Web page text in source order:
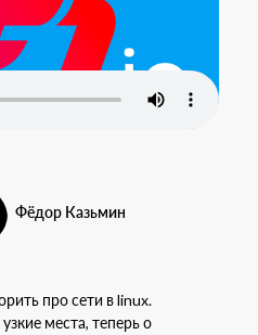
Фёдор Казьмин
про сети в linux.
места, теперь о